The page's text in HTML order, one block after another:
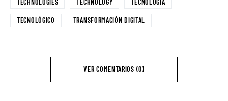
TECNOLÓGICO TRANSFORMACIÓN DIGITAL
VER COMENTARIOS (0)